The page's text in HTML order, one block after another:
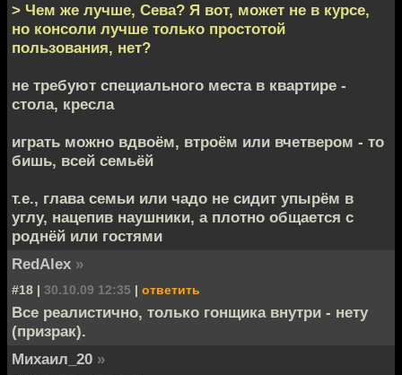
> Чем же лучше, Сева? Я вот, может не в курсе,
но консоли лучше только простотой
пользования, нет?
не требуют специального места в квартире -
стола, кресла
играть можно вдвоём, втроём или вчетвером - то
бишь, всей семьёй
т.е., глава семьи или чадо не сидит упырём в
углу, нацепив наушники, а плотно общается с
роднёй или гостями
RedAlex »
#18 | 30.10.09 12:35 | ответить
Все реалистично, только гонщика внутри - нету
(призрак).
Михаил_20 »